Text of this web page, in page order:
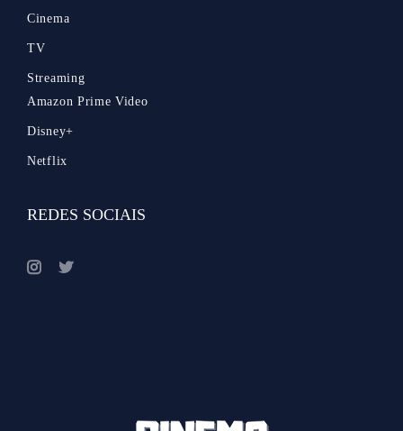
Cinema
TV
Streaming
Amazon Prime Video
Disney+
Netflix
REDES SOCIAIS